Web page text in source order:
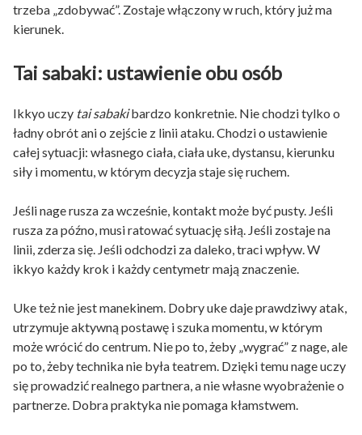
trzeba „zdobywać”. Zostaje włączony w ruch, który już ma
kierunek.
Tai sabaki: ustawienie obu osób
Ikkyo uczy tai sabakibardzo konkretnie. Nie chodzi tylko o
ładny obrót ani o zejście z linii ataku. Chodzi o ustawienie
całej sytuacji: własnego ciała, ciała uke, dystansu, kierunku
siły i momentu, w którym decyzja staje się ruchem.
Jeśli nage rusza za wcześnie, kontakt może być pusty. Jeśli
rusza za późno, musi ratować sytuację siłą. Jeśli zostaje na
linii, zderza się. Jeśli odchodzi za daleko, traci wpływ. W
ikkyo każdy krok i każdy centymetr mają znaczenie.
Uke też nie jest manekinem. Dobry uke daje prawdziwy atak,
utrzymuje aktywną postawę i szuka momentu, w którym
może wrócić do centrum. Nie po to, żeby „wygrać” z nage, ale
po to, żeby technika nie była teatrem. Dzięki temu nage uczy
się prowadzić realnego partnera, a nie własne wyobrażenie o
partnerze. Dobra praktyka nie pomaga kłamstwem.